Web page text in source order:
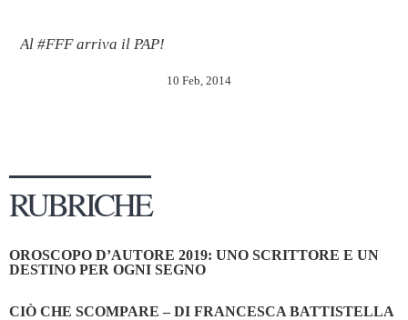
Al #FFF arriva il PAP!
10 Feb, 2014
RUBRICHE
OROSCOPO D’AUTORE 2019: UNO SCRITTORE E UN
DESTINO PER OGNI SEGNO
CIÒ CHE SCOMPARE – DI FRANCESCA BATTISTELLA